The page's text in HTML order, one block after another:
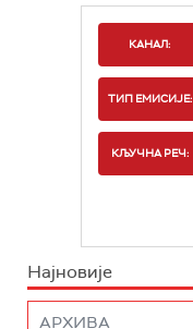
КАНАЛ:
ТИП ЕМИСИЈЕ:
КЉУЧНА РЕЧ:
Најновије